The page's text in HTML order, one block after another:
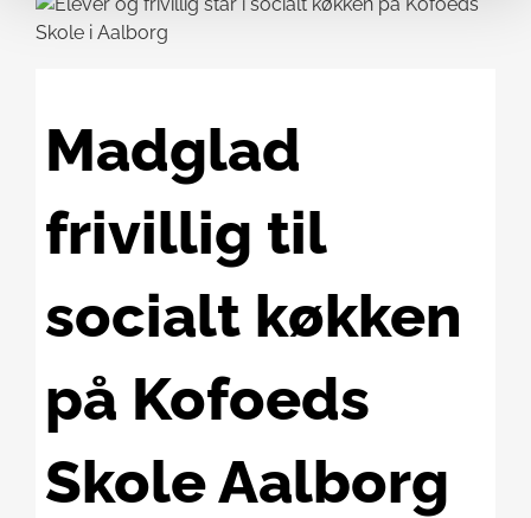
Madglad
frivillig til
socialt køkken
på Kofoeds
Skole Aalborg